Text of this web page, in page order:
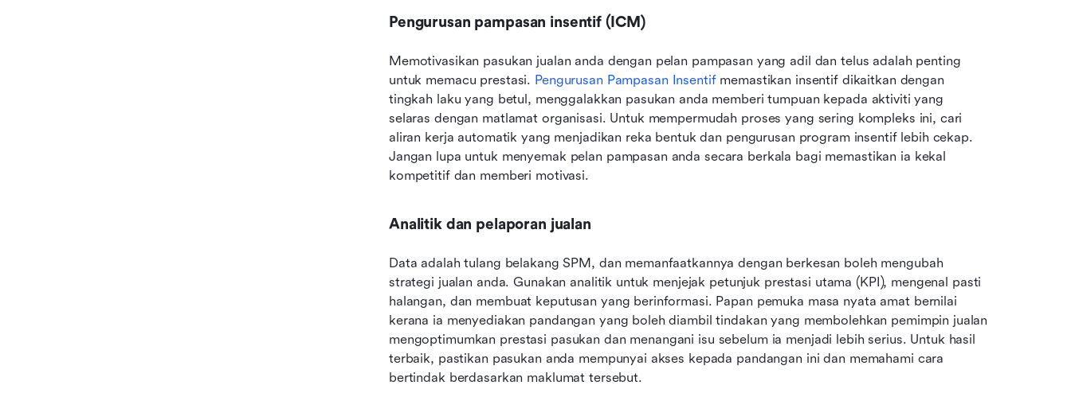
Pengurusan pampasan insentif (ICM)
Memotivasikan pasukan jualan anda dengan pelan pampasan yang adil dan telus adalah penting
untuk memacu prestasi. Pengurusan Pampasan Insentif memastikan insentif dikaitkan dengan
tingkah laku yang betul, menggalakkan pasukan anda memberi tumpuan kepada aktiviti yang
selaras dengan matlamat organisasi. Untuk mempermudah proses yang sering kompleks ini, cari
aliran kerja automatik yang menjadikan reka bentuk dan pengurusan program insentif lebih cekap.
Jangan lupa untuk menyemak pelan pampasan anda secara berkala bagi memastikan ia kekal
kompetitif dan memberi motivasi.
Analitik dan pelaporan jualan
Data adalah tulang belakang SPM, dan memanfaatkannya dengan berkesan boleh mengubah
strategi jualan anda. Gunakan analitik untuk menjejak petunjuk prestasi utama (KPI), mengenal pasti
halangan, dan membuat keputusan yang berinformasi. Papan pemuka masa nyata amat bernilai
kerana ia menyediakan pandangan yang boleh diambil tindakan yang membolehkan pemimpin jualan
mengoptimumkan prestasi pasukan dan menangani isu sebelum ia menjadi lebih serius. Untuk hasil
terbaik, pastikan pasukan anda mempunyai akses kepada pandangan ini dan memahami cara
bertindak berdasarkan maklumat tersebut.